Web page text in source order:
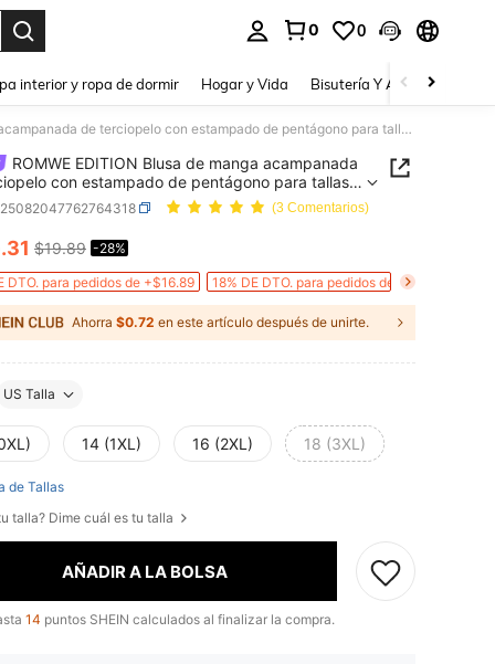
0 0
interior y ropa de dormir Hogar y Vida Bisutería Y Accesorios
ROMWE EDITION Blusa de manga acampanada de terciopelo con estampado de pentágono para tallas grandes
ROMWE EDITION Blusa de manga acampanada
con estampado de pentágono para tallas
(3 Comentarios)
AND AVAILABILITY
.31 $19.89 -28%
DTO. para pedidos de +$16.89 18% DE DTO. para pedidos de +$26.89
Ahorra $0.72 en este artículo después de unirte.
US Talla
14 (1XL) 16 (2XL) 18 (3XL)
de Tallas
talla? Dime cuál es tu talla
AÑADIR A LA BOLSA
14 puntos SHEIN calculados al finalizar la compra.